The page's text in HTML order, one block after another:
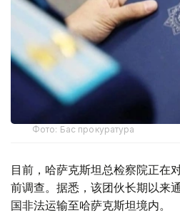
Фото: Бас прокуратура
目前，哈萨克斯坦总检察院正在
前调查。据悉，该团伙长期以来
国非法运输至哈萨克斯坦境内。